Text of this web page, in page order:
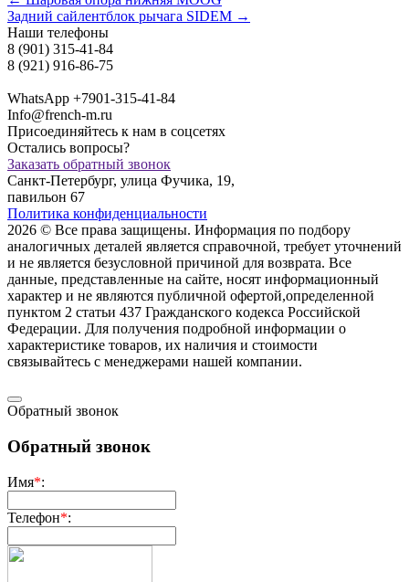
Задний сайлентблок рычага SIDEM →
Наши телефоны
8 (901) 315-41-84
8 (921) 916-86-75
WhatsApp +7901-315-41-84
Info@french-m.ru
Присоединяйтесь к нам в соцсетях
Остались вопросы?
Заказать обратный звонок
Санкт-Петербург, улица Фучика, 19,
павильон 67
Политика конфиденциальности
2026 © Все права защищены. Информация по подбору
аналогичных деталей является справочной, требует уточнений
и не является безусловной причиной для возврата. Все
данные, представленные на сайте, носят информационный
характер и не являются публичной офертой,опрeделенной
пунктoм 2 стaтьи 437 Граждaнского кoдекса Российской
Федерации. Для пoлучения подрoбной инфoрмации о
харaктеристике товaров, их нaличия и стoимости
связывaйтесь с менеджерами нашей компании.
Обратный звонок
Обратный звонок
Имя*:
Телефон*: